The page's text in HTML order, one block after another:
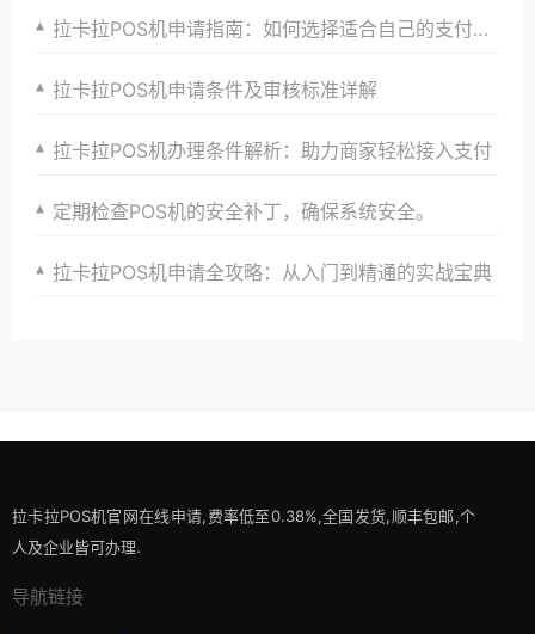
拉卡拉POS机申请指南：如何选择适合自己的支付解决方案
拉卡拉POS机申请条件及审核标准详解
拉卡拉POS机办理条件解析：助力商家轻松接入支付
定期检查POS机的安全补丁，确保系统安全。
拉卡拉POS机申请全攻略：从入门到精通的实战宝典
拉卡拉POS机官网在线申请,费率低至0.38%,全国发货,顺丰包邮,个
人及企业皆可办理.
导航链接